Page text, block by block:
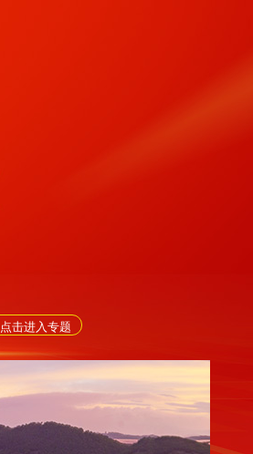
点击进入专题